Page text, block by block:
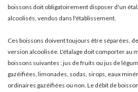
boissons doit obligatoirement disposer d'un
alcoolisés, vendus dans l'établissement.
Ces boissons doivent toujours être séparées,
version alcoolisée. L'étalage doit comporter au
boissons suivantes : jus de fruits ou jus de
gazéifiées, limonades, sodas, sirops, eaux
ordinaires gazéifiées ou non. Le débit de